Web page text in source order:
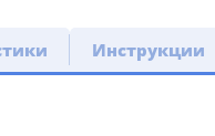
Инструкции